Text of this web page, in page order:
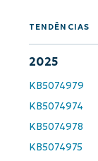
TENDÊNCIAS
2025
KB5074979
KB5074974
KB5074978
KB5074975
País